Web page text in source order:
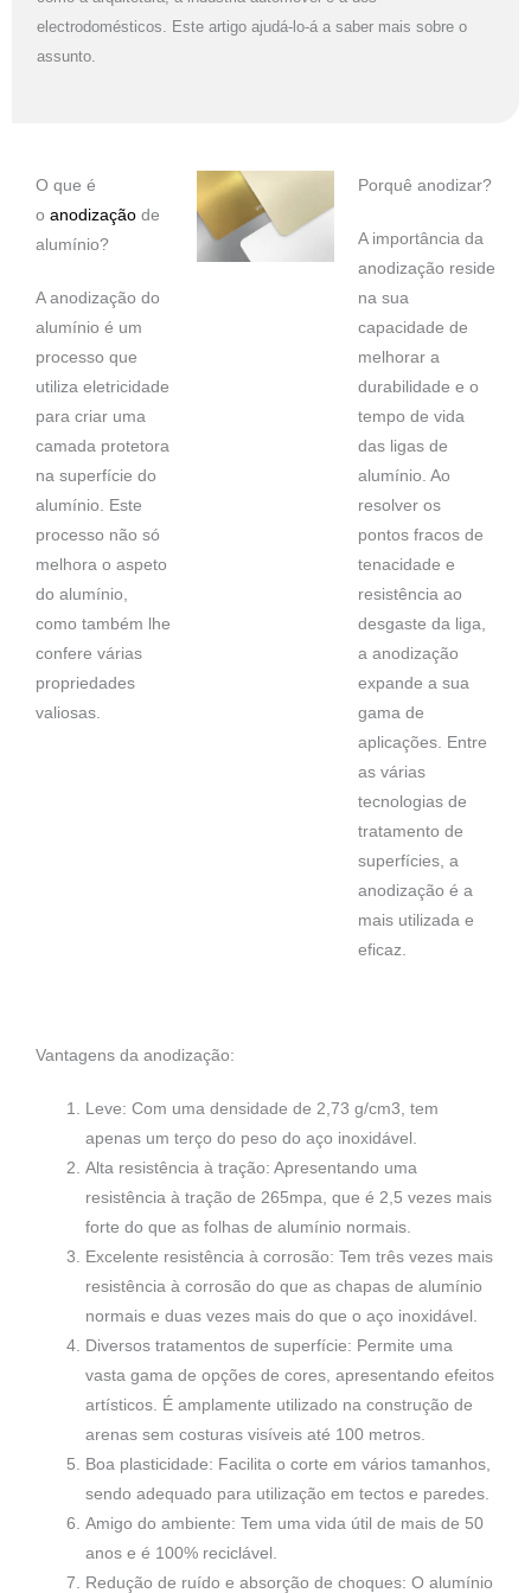
electrodomésticos. Este artigo ajudá-lo-á a saber mais sobre o
assunto.
O que é
o anodização de
alumínio?
A anodização do
alumínio é um
processo que
utiliza eletricidade
para criar uma
camada protetora
na superfície do
alumínio. Este
processo não só
melhora o aspeto
do alumínio,
como também lhe
confere várias
propriedades
valiosas.
Porquê anodizar?
A importância da
anodização reside
na sua
capacidade de
melhorar a
durabilidade e o
tempo de vida
das ligas de
alumínio. Ao
resolver os
pontos fracos de
tenacidade e
resistência ao
desgaste da liga,
a anodização
expande a sua
gama de
aplicações. Entre
as várias
tecnologias de
tratamento de
superfícies, a
anodização é a
mais utilizada e
eficaz.
Vantagens da anodização:
Leve: Com uma densidade de 2,73 g/cm3, tem
apenas um terço do peso do aço inoxidável.
Alta resistência à tração: Apresentando uma
resistência à tração de 265mpa, que é 2,5 vezes mais
forte do que as folhas de alumínio normais.
Excelente resistência à corrosão: Tem três vezes mais
resistência à corrosão do que as chapas de alumínio
normais e duas vezes mais do que o aço inoxidável.
Diversos tratamentos de superfície: Permite uma
vasta gama de opções de cores, apresentando efeitos
artísticos. É amplamente utilizado na construção de
arenas sem costuras visíveis até 100 metros.
Boa plasticidade: Facilita o corte em vários tamanhos,
sendo adequado para utilização em tectos e paredes.
Amigo do ambiente: Tem uma vida útil de mais de 50
anos e é 100% reciclável.
Redução de ruído e absorção de choques: O alumínio